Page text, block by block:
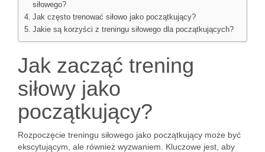
siłowego?
Jak często trenować siłowo jako początkujący?
Jakie są korzyści z treningu siłowego dla początkujących?
Jak zacząć trening
siłowy jako
początkujący?
Rozpoczęcie treningu siłowego jako początkujący może być
ekscytującym, ale również wyzwaniem. Kluczowe jest, aby